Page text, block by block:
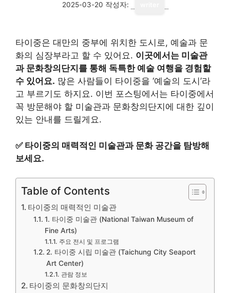
2025-03-20 작성자:
타이중은 대만의 중부에 위치한 도시로, 예술과 문
화의 심장부라고 할 수 있어요. 이곳에서는 미술관
과 문화창의단지를 통해 독특한 예술 여행을 경험할
수 있어요. 많은 사람들이 타이중을 ‘예술의 도시’라
고 부르기도 하지요. 이번 포스팅에서는 타이중에서
꼭 방문해야 할 미술관과 문화창의단지에 대한 깊이
있는 안내를 드릴게요.
✅ 타이중의 매력적인 미술관과 문화 공간을 탐방해
보세요.
Table of Contents
타이중의 매력적인 미술관
1. 타이중 미술관 (National Taiwan Museum of
Fine Arts)
주요 전시 및 프로그램
2. 타이중 시립 미술관 (Taichung City Seaport
Art Center)
관람 정보
타이중의 문화창의단지